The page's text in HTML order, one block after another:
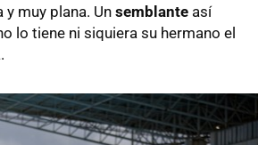
y muy plana. Un semblante así
lo tiene ni siquiera su hermano el